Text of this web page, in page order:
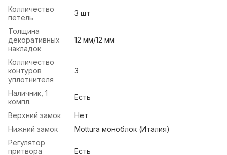
Колличество
петель
3 шт
Толщина
декоративных
накладок
12 мм/12 мм
Колличество
контуров
уплотнителя
3
Наличник, 1
компл.
Есть
Верхний замок
Нет
Нижний замок
Mottura моноблок (Италия)
Регулятор
притвора
Есть